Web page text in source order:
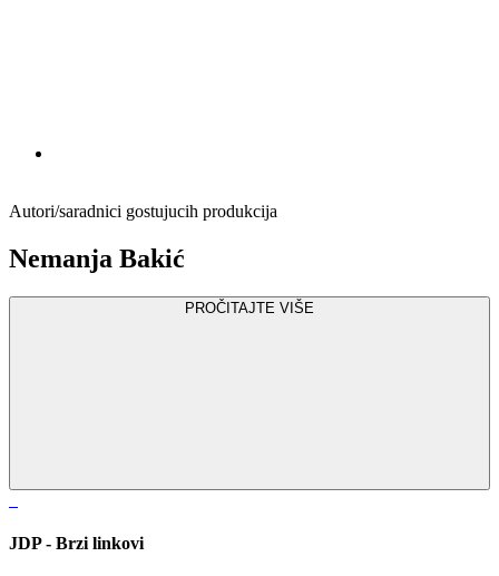
Autori/saradnici gostujucih produkcija
Nemanja Bakić
PROČITAJTE VIŠE
JDP - Brzi linkovi